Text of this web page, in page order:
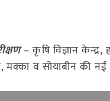
– कृषि विज्ञान केन्द्र,
व सोयाबीन की